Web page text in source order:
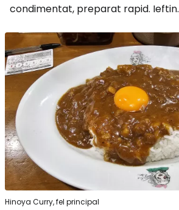
condimentat, preparat rapid. Ieftin.
Hinoya Curry, fel principal